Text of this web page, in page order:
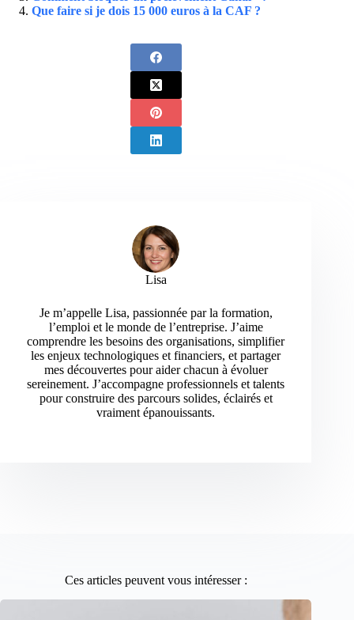
Que faire si je dois 15 000 euros à la CAF ?
Lisa
Je m’appelle Lisa, passionnée par la formation,
l’emploi et le monde de l’entreprise. J’aime
comprendre les besoins des organisations, simplifier
les enjeux technologiques et financiers, et partager
mes découvertes pour aider chacun à évoluer
sereinement. J’accompagne professionnels et talents
pour construire des parcours solides, éclairés et
vraiment épanouissants.
Ces articles peuvent vous intéresser :